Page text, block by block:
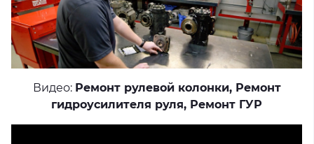
Видео: Ремонт рулевой колонки, Ремонт
гидроусилителя руля, Ремонт ГУР